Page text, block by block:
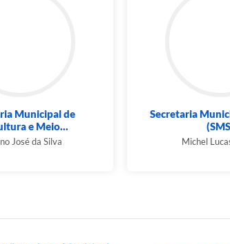
Municipal de
e Meio...
José da Silva
Secretaria
Michel